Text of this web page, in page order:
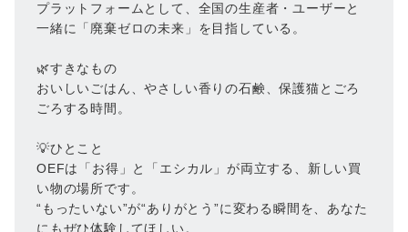
プラットフォームとして、全国の生産者・ユーザーと
一緒に「廃棄ゼロの未来」を目指している。
🌿すきなもの
おいしいごはん、やさしい香りの石鹸、保護猫とごろ
ごろする時間。
💡ひとこと
OEFは「お得」と「エシカル」が両立する、新しい買
い物の場所です。
“もったいない”が“ありがとう”に変わる瞬間を、あなた
にもぜひ体験してほしい。